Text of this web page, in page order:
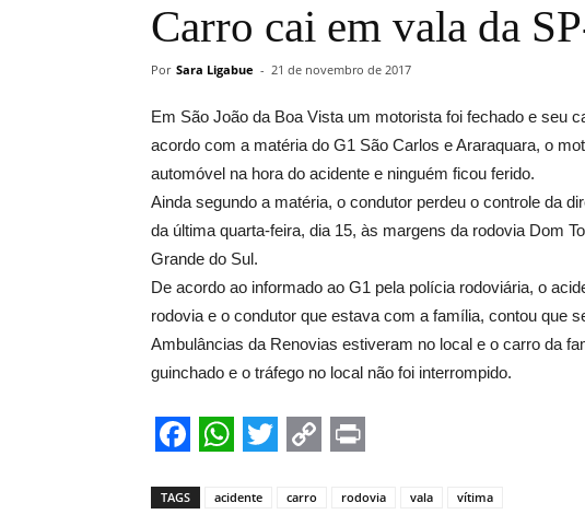
Carro cai em vala da
Por Sara Ligabue - 21 de novembro de 2017
Em São João da Boa Vista um motorista foi fechado e seu
acordo com a matéria do G1 São Carlos e Araraquara, o
automóvel na hora do acidente e ninguém ficou ferido.
Ainda segundo a matéria, o condutor perdeu o controle da
da última quarta-feira, dia 15, às margens da rodovia Dom
Grande do Sul.
De acordo ao informado ao G1 pela polícia rodoviária, o
rodovia e o condutor que estava com a família, contou que
Ambulâncias da Renovias estiveram no local e o carro da
guinchado e o tráfego no local não foi interrompido.
Link
TAGS acidente carro rodovia vala vítima